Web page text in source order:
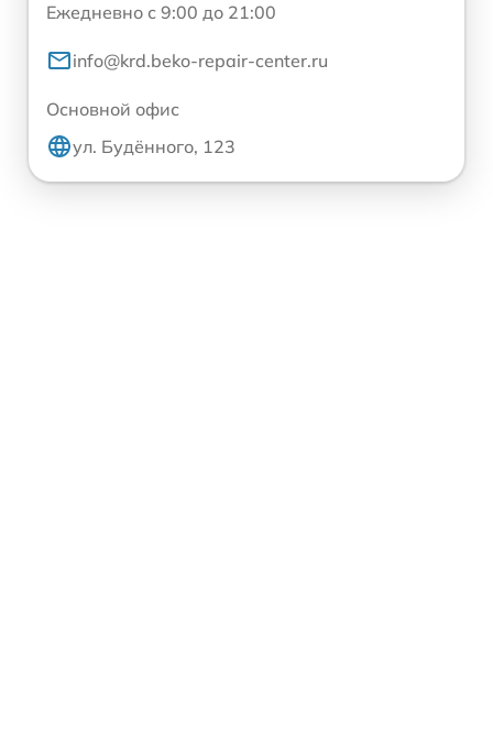
Ежедневно с 9:00 до 21:00
info@krd.beko-repair-center.ru
Основной офис
ул. Будённого, 123